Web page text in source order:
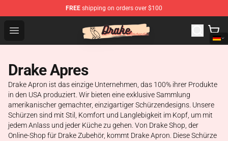
FREE shipping on orders over $100
Open menu
Drake Shop - Official Drake Merchandise Store
Drake Apres
Drake Apron ist das einzige Unternehmen, das 100% ihrer Produkte
in den USA produziert. Wir bieten eine exklusive Sammlung
amerikanischer gemachter, einzigartiger Schürzendesigns. Unsere
Schürzen sind mit Stil, Komfort und Langlebigkeit im Kopf, um mit
jedem Anlass und jeder Küche zu gehen. Von Drake Shop, der
Online-Shop für Drake Zubehör, kommt Drake Apron. Diese Schürze